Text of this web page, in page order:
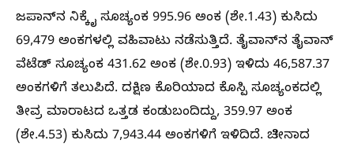
ಜಪಾನ್‌ನ ನಿಕ್ಕೈ ಸೂಚ್ಯಂಕ 995.96 ಅಂಕ (ಶೇ.1.43) ಕುಸಿದು
69,479 ಅಂಕಗಳಲ್ಲಿ ವಹಿವಾಟು ನಡೆಸುತ್ತಿದೆ. ತೈವಾನ್‌ನ ತೈವಾನ್
ವೆಟೆಡ್ ಸೂಚ್ಯಂಕ 431.62 ಅಂಕ (ಶೇ.0.93) ಇಳಿದು 46,587.37
ಅಂಕಗಳಿಗೆ ತಲುಪಿದೆ. ದಕ್ಷಿಣ ಕೊರಿಯಾದ ಕೊಸ್ಪಿ ಸೂಚ್ಯಂಕದಲ್ಲಿ
ತೀವ್ರ ಮಾರಾಟದ ಒತ್ತಡ ಕಂಡುಬಂದಿದ್ದು, 359.97 ಅಂಕ
(ಶೇ.4.53) ಕುಸಿದು 7,943.44 ಅಂಕಗಳಿಗೆ ಇಳಿದಿದೆ. ಚೀನಾದ